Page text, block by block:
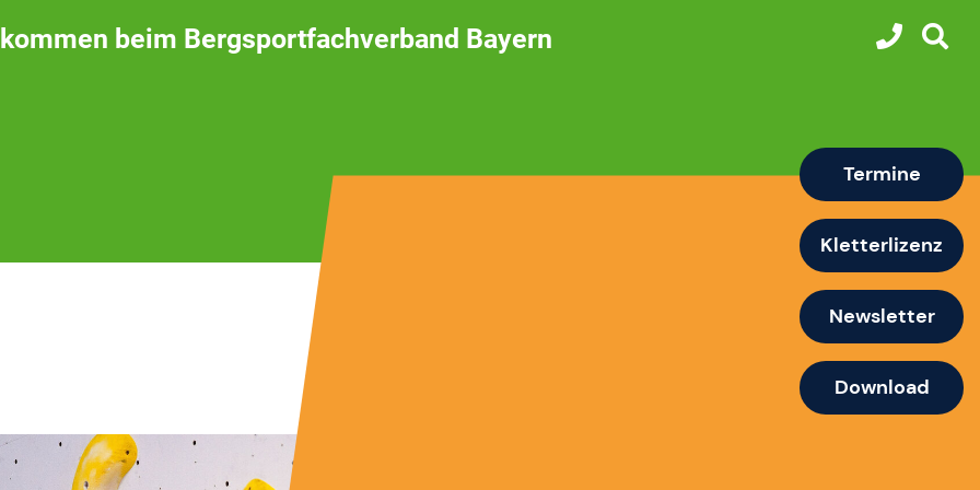
beim Bergsportfachverband Bayern
Termine
Kletterlizenz
Newsletter
Download